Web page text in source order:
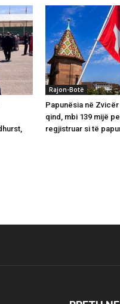
Rajon-Botë
Papunësia në
qind, mbi 139 mijë
regjistruar si të